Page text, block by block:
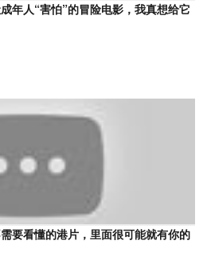
年人“害怕”的冒险电影，我真想给它
要看懂的港片，里面很可能就有你的